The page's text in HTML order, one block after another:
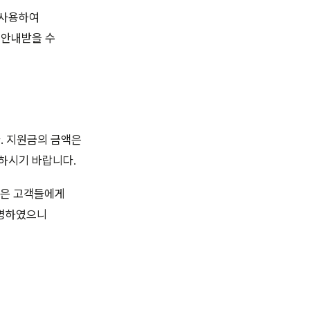
용하여
내받을 수
지원금의 금액은
시기 바랍니다.
고객들에게
하였으니